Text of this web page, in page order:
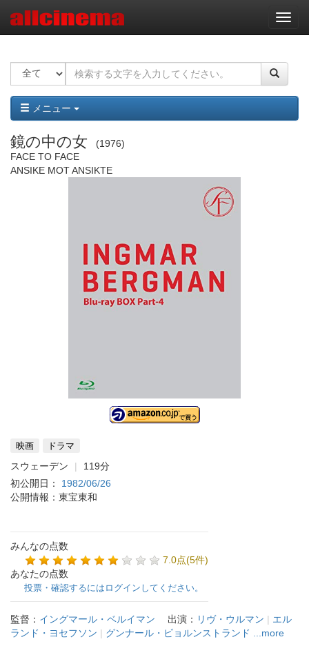
ナ
ビ
ー
ョ
ン
メニュー
鏡の中の女
1976
FACE TO FACE
ANSIKE MOT ANSIKTE
映画 ドラマ
スウェーデン
119分
初公開日： 1982/06/26
公開情報：東宝東和
みんなの点数
7.0点(5件)
あなたの点数
投票・確認するにはログインしてください。
監督： イングマール・ベルイマン 出演： リヴ・ウルマン | エル
ランド・ヨセフソン | グンナール・ビョルンストランド ...more